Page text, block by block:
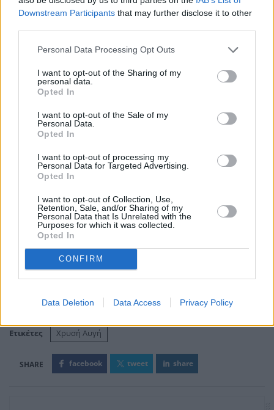
Downstream Participants that may further disclose it to other
Personal Data Processing Opt Outs
I want to opt-out of the Sharing of my
personal data.
Opted In
I want to opt-out of the Sale of my
Personal Data.
Opted In
I want to opt-out of processing my
Personal Data for Targeted Advertising.
Opted In
I want to opt-out of Collection, Use,
Retention, Sale, and/or Sharing of my
Personal Data that Is Unrelated with the
Purposes for which it was collected.
Opted In
CONFIRM
Data Deletion Data Access Privacy Policy
βούλευμα του αρμόδιου δικαστικού για τον Ηλία
Κασιδιάρη, με εισαγγελική πρόταση υπέρ της
αποφυλάκισης του.
Ετικέτες Χρυσή Αυγή
facebook tweet share